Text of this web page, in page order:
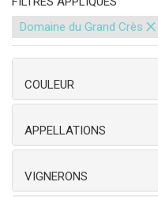
Domaine du Grand Crès ×
COULEUR
APPELLATIONS
VIGNERONS